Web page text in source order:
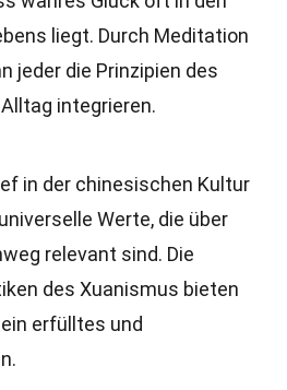
liegt. Durch Meditation
jeder die Prinzipien des
integrieren.
in der chinesischen Kultur
Werte, die über
relevant sind. Die
des Xuanismus bieten
erfülltes und